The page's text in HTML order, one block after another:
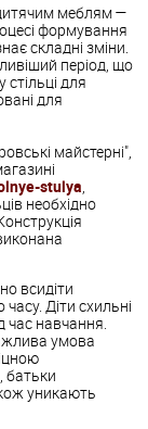
меблям —
формування
складні зміни.
період, що
для
для
майстерні",
stulya
необхідно
всидіти
Діти схильні
час навчання.
умова
батьки
уникають